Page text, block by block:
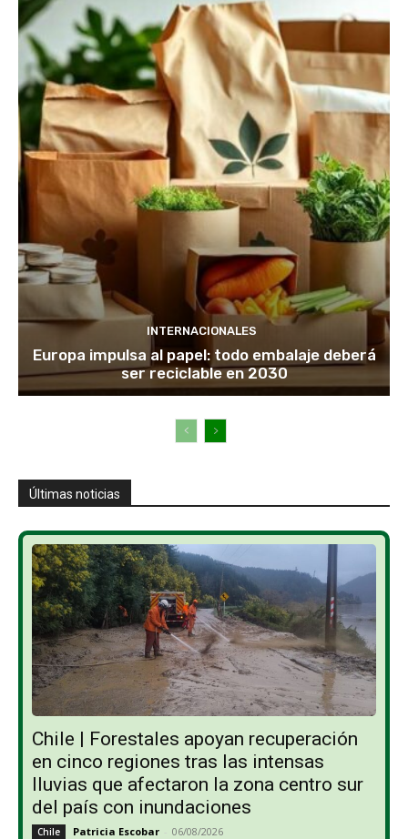
INTERNACIONALES
Europa impulsa al papel: todo embalaje deberá
ser reciclable en 2030
Últimas noticias
Chile | Forestales apoyan recuperación
en cinco regiones tras las intensas
lluvias que afectaron la zona centro sur
del país con inundaciones
Chile Patricia Escobar - 06/08/2026